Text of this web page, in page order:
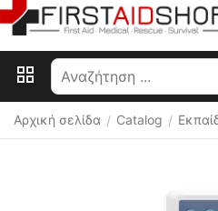
Αρχική σελίδα / Catalog /